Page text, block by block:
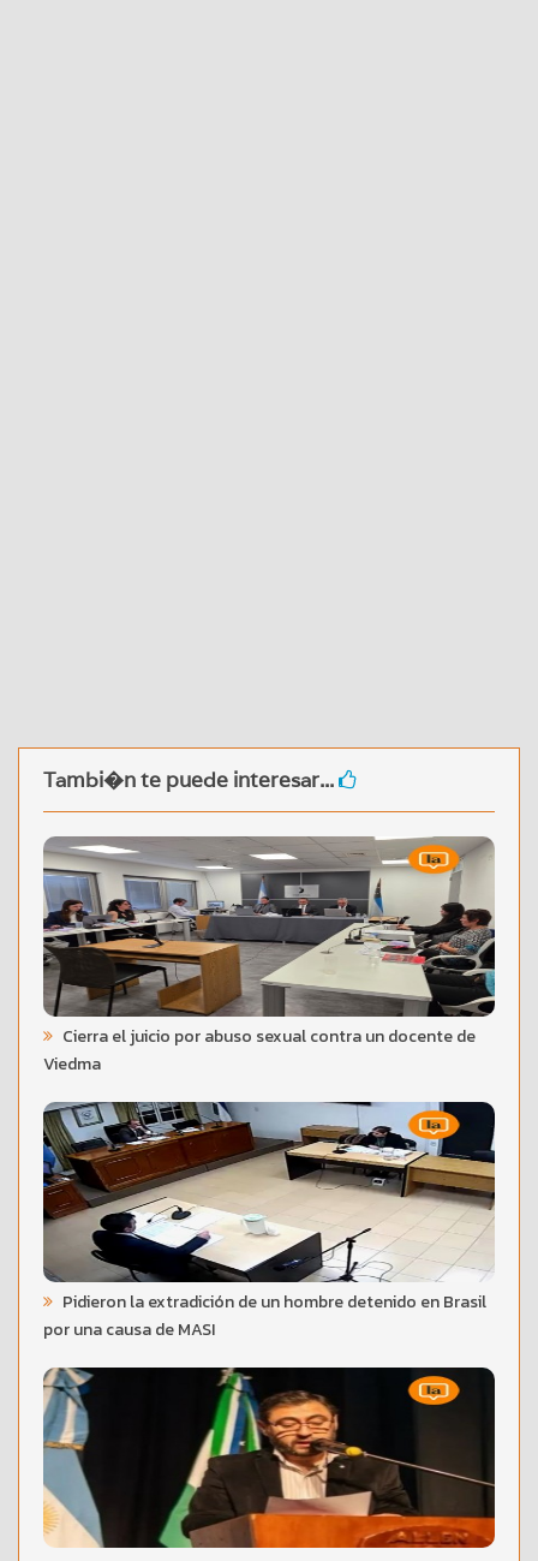
Tambi�n te puede interesar...
Cierra el juicio por abuso sexual contra un docente de
Viedma
Pidieron la extradición de un hombre detenido en Brasil
por una causa de MASI